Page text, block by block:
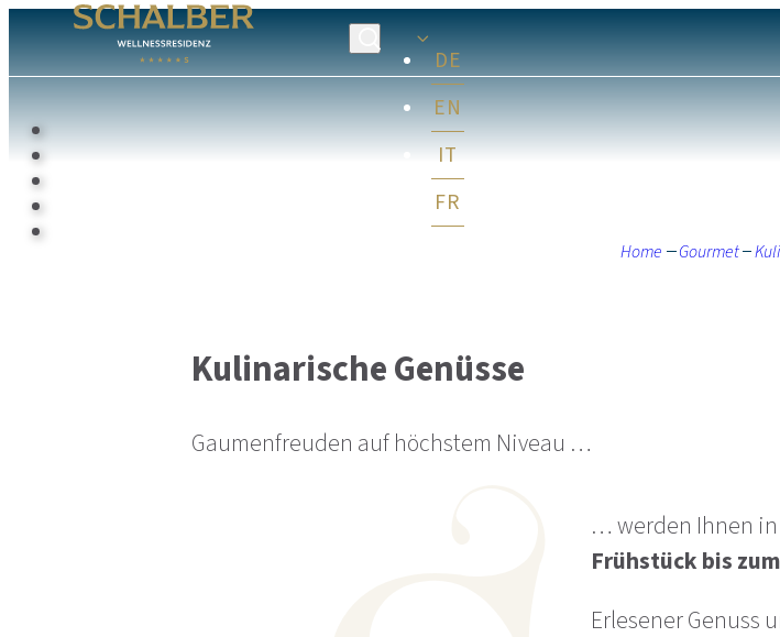
DE
EN
IT
FR
Home Gourmet
Kulinarische Genüsse
Gaumenfreuden auf höchstem Niveau …
… werden Ihnen in
Frühstück bis
Erlesener Genuss